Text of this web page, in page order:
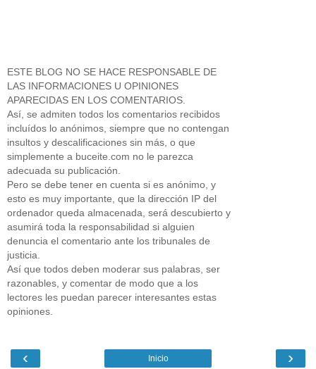
ESTE BLOG NO SE HACE RESPONSABLE DE
LAS INFORMACIONES U OPINIONES
APARECIDAS EN LOS COMENTARIOS.
Así, se admiten todos los comentarios recibidos
incluídos lo anónimos, siempre que no contengan
insultos y descalificaciones sin más, o que
simplemente a buceite.com no le parezca
adecuada su publicación.
Pero se debe tener en cuenta si es anónimo, y
esto es muy importante, que la dirección IP del
ordenador queda almacenada, será descubierto y
asumirá toda la responsabilidad si alguien
denuncia el comentario ante los tribunales de
justicia.
Así que todos deben moderar sus palabras, ser
razonables, y comentar de modo que a los
lectores les puedan parecer interesantes estas
opiniones.
‹ ›
Inicio